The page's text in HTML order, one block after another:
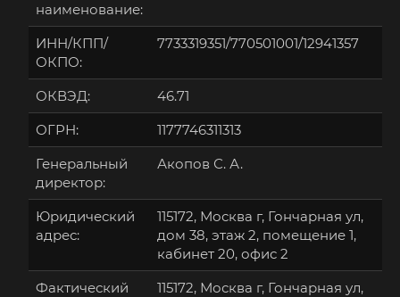
наименование:
ИНН/КПП/
ОКПО:
7733319351/770501001/12941357
ОКВЭД:
46.71
ОГРН:
1177746311313
Генеральный
директор:
Акопов С. А.
Юридический
адрес:
115172, Москва г, Гончарная ул,
дом 38, этаж 2, помещение 1,
кабинет 20, офис 2
Фактический
115172, Москва г, Гончарная ул,